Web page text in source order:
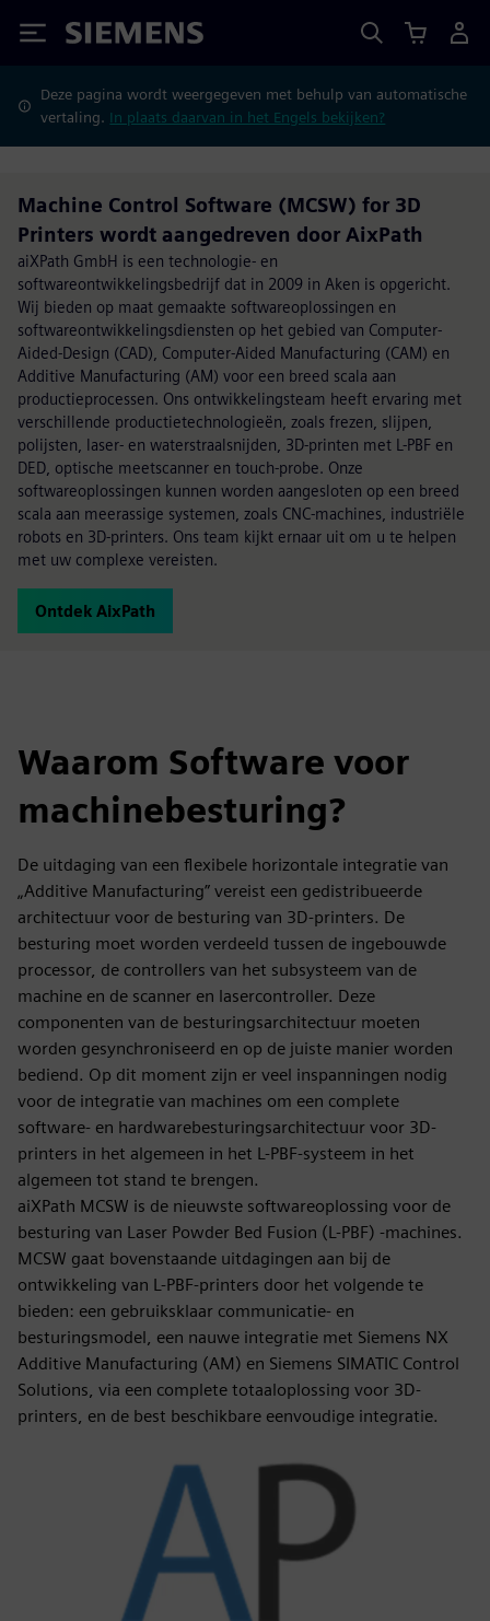
Siemens
Deze pagina wordt weergegeven met behulp van automatische
vertaling. In plaats daarvan in het Engels bekijken?
Machine Control Software (MCSW) for 3D
Printers wordt aangedreven door AixPath
aiXPath GmbH is een technologie- en
softwareontwikkelingsbedrijf dat in 2009 in Aken is opgericht.
Wij bieden op maat gemaakte softwareoplossingen en
softwareontwikkelingsdiensten op het gebied van Computer-
Aided-Design (CAD), Computer-Aided Manufacturing (CAM) en
Additive Manufacturing (AM) voor een breed scala aan
productieprocessen. Ons ontwikkelingsteam heeft ervaring met
verschillende productietechnologieën, zoals frezen, slijpen,
polijsten, laser- en waterstraalsnijden, 3D-printen met L-PBF en
DED, optische meetscanner en touch-probe. Onze
softwareoplossingen kunnen worden aangesloten op een breed
scala aan meerassige systemen, zoals CNC-machines, industriële
robots en 3D-printers. Ons team kijkt ernaar uit om u te helpen
met uw complexe vereisten.
Ontdek AixPath
Waarom Software voor
machinebesturing?
De uitdaging van een flexibele horizontale integratie van
„Additive Manufacturing” vereist een gedistribueerde
architectuur voor de besturing van 3D-printers. De
besturing moet worden verdeeld tussen de ingebouwde
processor, de controllers van het subsysteem van de
machine en de scanner en lasercontroller. Deze
componenten van de besturingsarchitectuur moeten
worden gesynchroniseerd en op de juiste manier worden
bediend. Op dit moment zijn er veel inspanningen nodig
voor de integratie van machines om een complete
software- en hardwarebesturingsarchitectuur voor 3D-
printers in het algemeen in het L-PBF-systeem in het
algemeen tot stand te brengen.
aiXPath MCSW is de nieuwste softwareoplossing voor de
besturing van Laser Powder Bed Fusion (L-PBF) -machines.
MCSW gaat bovenstaande uitdagingen aan bij de
ontwikkeling van L-PBF-printers door het volgende te
bieden: een gebruiksklaar communicatie- en
besturingsmodel, een nauwe integratie met Siemens NX
Additive Manufacturing (AM) en Siemens SIMATIC Control
Solutions, via een complete totaaloplossing voor 3D-
printers, en de best beschikbare eenvoudige integratie.